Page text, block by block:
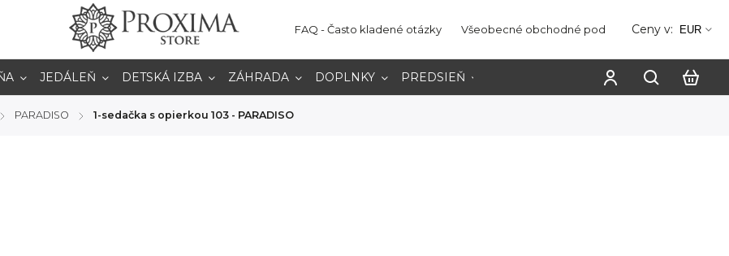
FAQ - Často kladené otázky Všeobecné obchodné podmienky Ochrana
Ceny v: EUR
JEDÁLEŇ DETSKÁ IZBA ZÁHRADA DOPLNKY PREDSIEŇ
/ PARADISO / 1-sedačka s opierkou 103 - PARADISO